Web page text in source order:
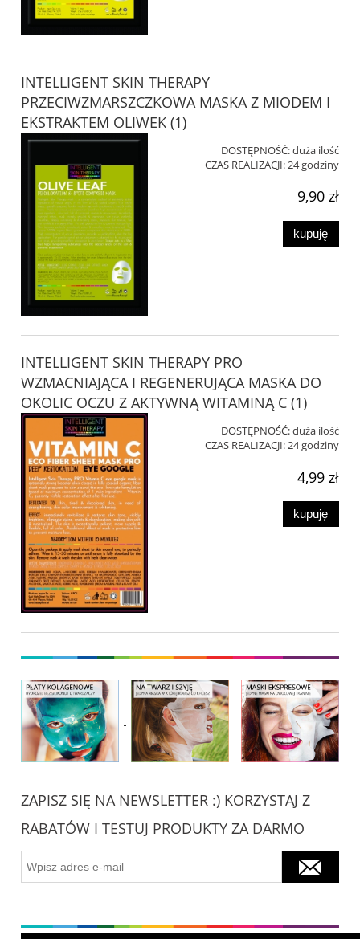
INTELLIGENT SKIN THERAPY
PRZECIWZMARSZCZKOWA MASKA Z MIODEM I
EKSTRAKTEM OLIWEK (1)
DOSTĘPNOŚĆ:duża ilość
CZAS REALIZACJI: 24 godziny
9,90 zł
kupuję
INTELLIGENT SKIN THERAPY PRO
WZMACNIAJĄCA I REGENERUJĄCA MASKA DO
OKOLIC OCZU Z AKTYWNĄ WITAMINĄ C (1)
DOSTĘPNOŚĆ:duża ilość
CZAS REALIZACJI:24 godziny
4,99 zł
kupuję
ZAPISZ SIĘ NA NEWSLETTER :) KORZYSTAJ Z
RABATÓW I TESTUJ PRODUKTY ZA DARMO